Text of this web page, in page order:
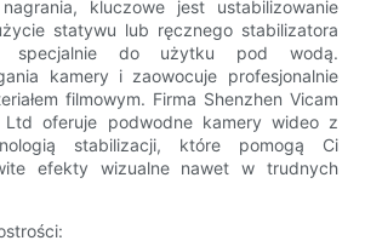
kluczowe jest ustabilizowanie
statywu lub ręcznego stabilizatora
specjalnie do użytku pod wodą.
kamery i zaowocuje profesjonalnie
filmowym. Firma Shenzhen Vicam
Ltd oferuje podwodne kamery wideo z
stabilizacji, które pomogą Ci
efekty wizualne nawet w trudnych